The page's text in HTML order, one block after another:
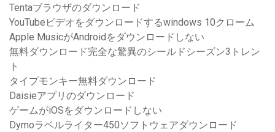
Tentaブラウザのダウンロード
YouTubeビデオをダウンロードするwindows 10クローム
Apple MusicがAndroidをダウンロードしない
無料ダウンロード完全な驚異のシールドシーズン3トレン
ト
タイプモンキー無料ダウンロード
Daisieアプリのダウンロード
ゲームがiOSをダウンロードしない
Dymoラベルライター450ソフトウェアダウンロード